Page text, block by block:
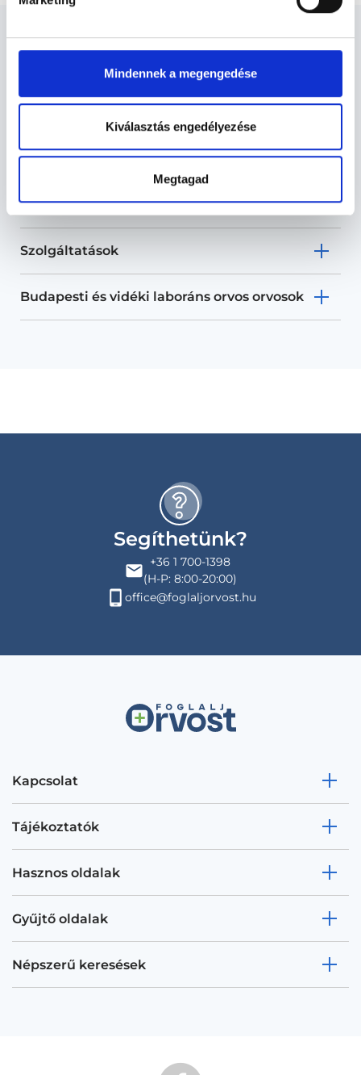
Mindennek a megengedése
Kiválasztás engedélyezése
Megtagad
Laboráns orvos - Labor
vizsgálatok
Labor vizsgálatok TERÜLETHEZ
KAPCSOLÓDÓ SZAKTERÜLETEK
Szolgáltatások
Budapesti és vidéki laboráns orvos orvosok
Segíthetünk?
+36 1 700-1398
(H-P: 8:00-20:00)
office@foglaljorvost.hu
Kapcsolat
Tájékoztatók
Hasznos oldalak
Gyűjtő oldalak
Népszerű keresések